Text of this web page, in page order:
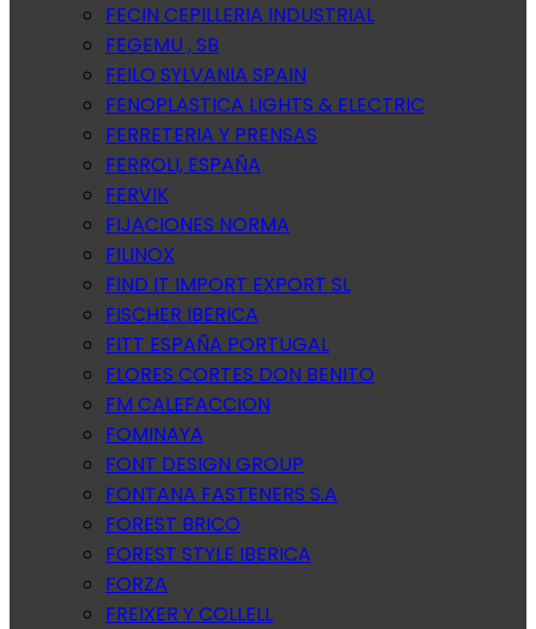
FECIN CEPILLERIA INDUSTRIAL
FEGEMU , SB
FEILO SYLVANIA SPAIN
FENOPLASTICA LIGHTS & ELECTRIC
FERRETERIA Y PRENSAS
FERROLI, ESPAÑA
FERVIK
FIJACIONES NORMA
FILINOX
FIND IT IMPORT EXPORT SL
FISCHER IBERICA
FITT ESPAÑA PORTUGAL
FLORES CORTES DON BENITO
FM CALEFACCION
FOMINAYA
FONT DESIGN GROUP
FONTANA FASTENERS S.A
FOREST BRICO
FOREST STYLE IBERICA
FORZA
FREIXER Y COLLELL